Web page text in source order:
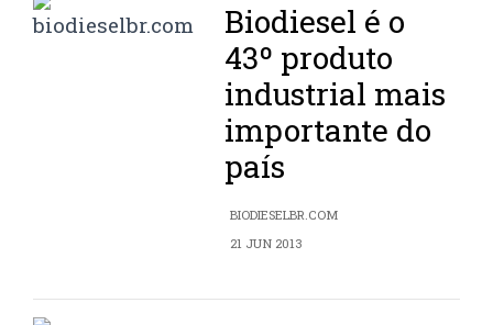
Biodiesel é o
43º produto
industrial mais
importante do
país
BIODIESELBR.COM
21 JUN 2013